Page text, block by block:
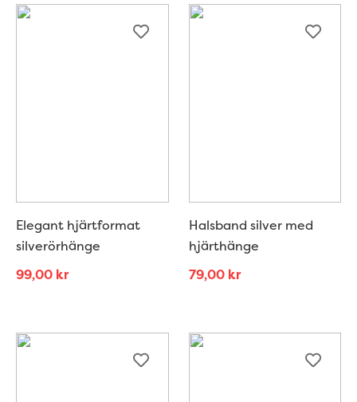
Elegant hjärtformat
silverörhänge
99,00 kr
Halsband silver med
hjärthänge
79,00 kr